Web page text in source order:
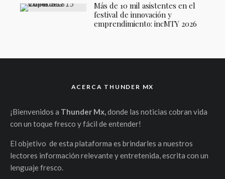
Más de 10 mil asistentes en el
festival de innovación y
emprendimiento: incMTY 2026
ACERCA THUNDER MX
¡Bienvenidos a Thunder Mx,donde las noticias cobran vida
con un toque fresco y fácil de entender!
El objetivo de esta plataforma es brindarles a nuestros
lectores información relevante y entretenida, escrita con un
lenguaje fresco.